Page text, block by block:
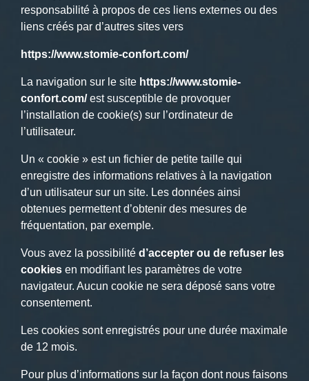
responsabilité à propos de ces liens externes ou des
liens créés par d’autres sites vers
https://www.stomie-confort.com/
La navigation sur le site https://www.stomie-
confort.com/est susceptible de provoquer
l’installation de cookie(s) sur l’ordinateur de
l’utilisateur.
Un « cookie » est un fichier de petite taille qui
enregistre des informations relatives à la navigation
d’un utilisateur sur un site. Les données ainsi
obtenues permettent d’obtenir des mesures de
fréquentation, par exemple.
Vous avez la possibilité d’accepter ou de refuser les
cookies en modifiant les paramètres de votre
navigateur. Aucun cookie ne sera déposé sans votre
consentement.
Les cookies sont enregistrés pour une durée maximale
de 12 mois.
Pour plus d’informations sur la façon dont nous faisons